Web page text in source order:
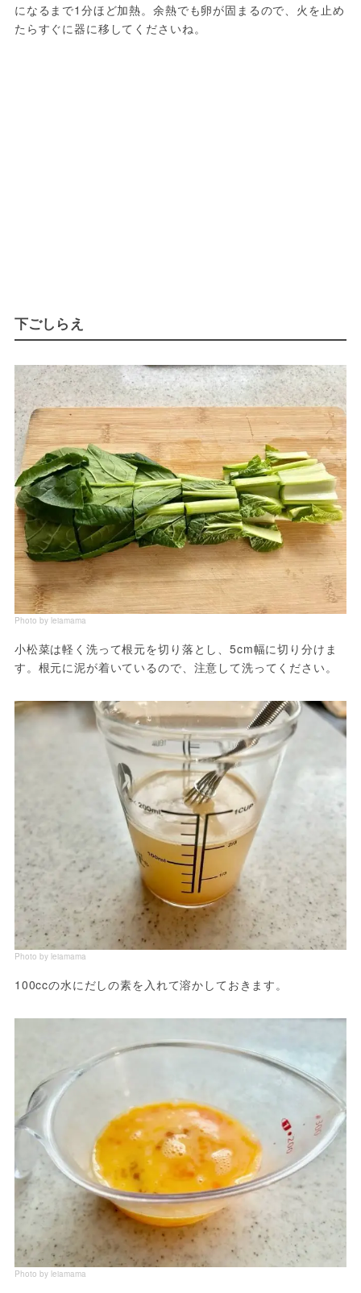
になるまで1分ほど加熱。余熱でも卵が固まるので、火を止め
たらすぐに器に移してくださいね。
下ごしらえ
Photo by leiamama
小松菜は軽く洗って根元を切り落とし、5cm幅に切り分けま
す。根元に泥が着いているので、注意して洗ってください。
Photo by leiamama
100ccの水にだしの素を入れて溶かしておきます。
Photo by leiamama